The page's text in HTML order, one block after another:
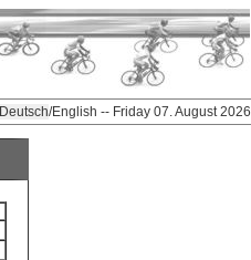
Deutsch/English -- Friday 07. August 2026